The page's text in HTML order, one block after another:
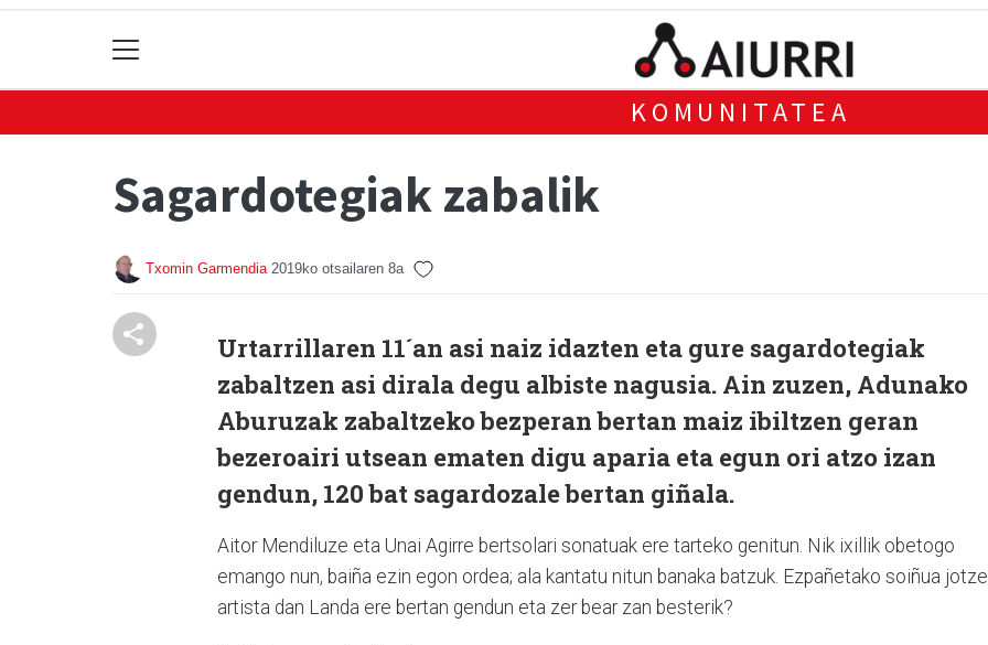
KOMUNITATEA
Sagardotegiak zabalik
Txomin Garmendia 2019ko otsailaren 8a
Urtarrillaren 11´an asi naiz idazten eta gure sagardotegiak
zabaltzen asi dirala degu albiste nagusia. Ain zuzen, Adunako
Aburuzak zabaltzeko bezperan bertan maiz ibiltzen geran
bezeroairi utsean ematen digu aparia eta egun ori atzo izan
gendun, 120 bat sagardozale bertan giñala.
Aitor Mendiluze eta Unai Agirre bertsolari sonatuak ere tarteko genitun. Nik ixillik obetogo
emango nun, baiña ezin egon ordea; ala kantatu nitun banaka batzuk. Ezpañetako soiñua
artista dan Landa ere bertan gendun eta zer bear zan besterik?